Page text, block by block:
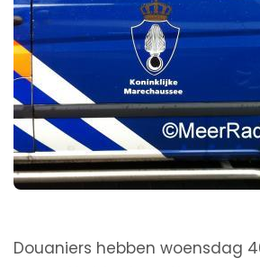
Douaniers hebben woensdag